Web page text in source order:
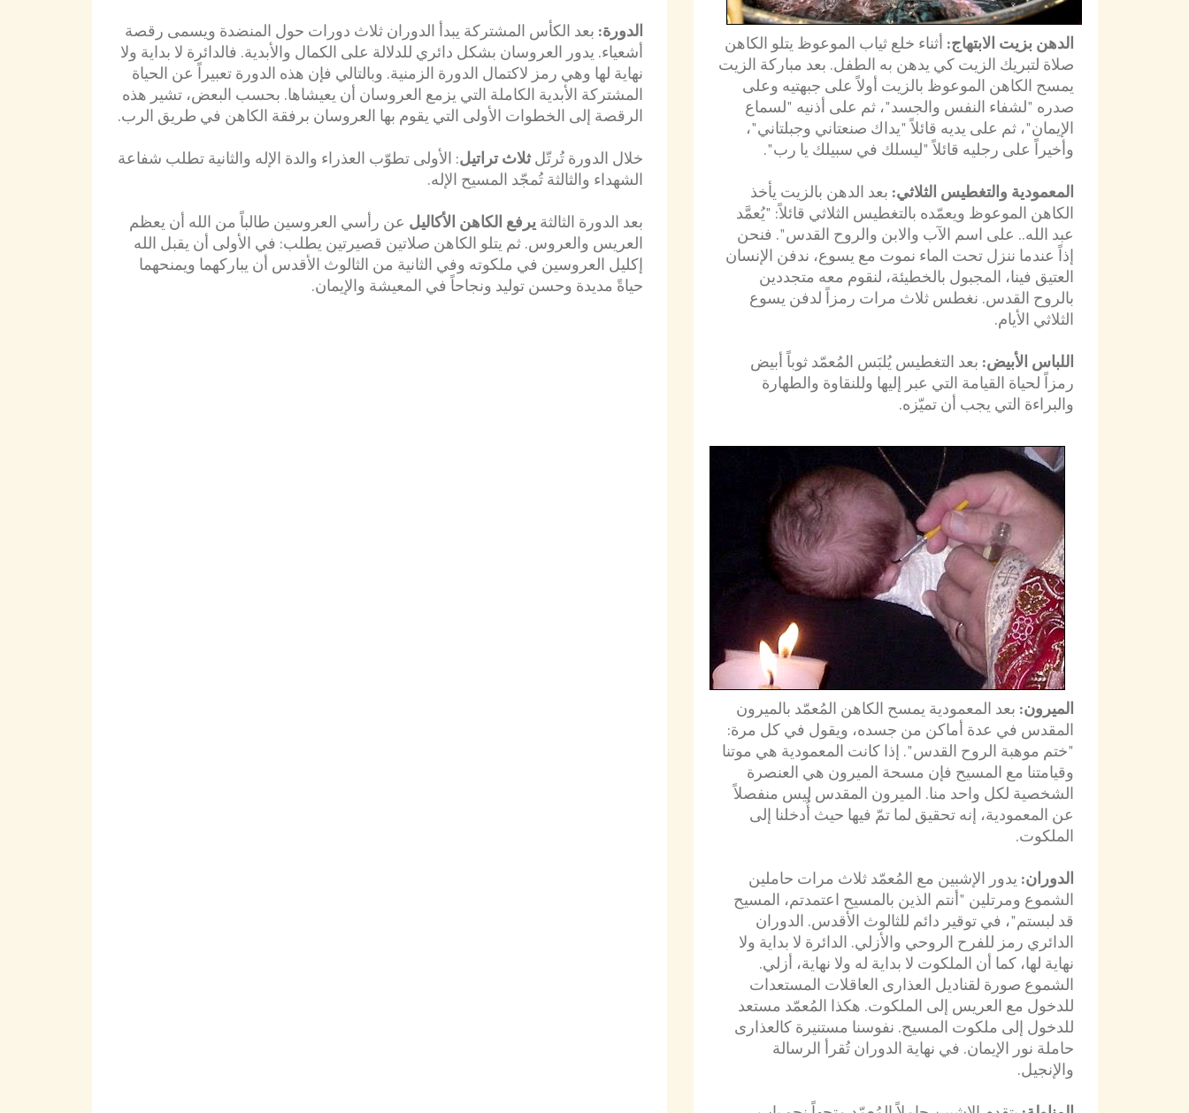
الدهن بزيت الابتهاج: أثناء خلع ثياب الموعوظ يتلو الكاهن
صلاة لتبريك الزيت كي يدهن به الطفل. بعد مباركة الزيت
يمسح الكاهن الموعوظ بالزيت أولاً على جبهتيه وعلى
صدره "لشفاء النفس والجسد"، ثم على أذنيه "لسماع
الإيمان"، ثم على يديه قائلاً "يداك صنعتاني وجبلتاني"،
وأخيراً على رجليه قائلاً "ليسلك في سبيلك يا رب".
المعمودية والتغطيس الثلاثي: بعد الدهن بالزيت يأخذ
الكاهن الموعوظ ويعمّده بالتغطيس الثلاثي قائلاً: "يُعمَّد
عبد الله.. على اسم الآب والابن والروح القدس". فنحن
إذاً عندما ننزل تحت الماء نموت مع يسوع، ندفن الإنسان
العتيق فينا، المجبول بالخطيئة، لنقوم معه متجددين
بالروح القدس. نغطس ثلاث مرات رمزاً لدفن يسوع
الثلاثي الأيام.
اللباس الأبيض: بعد التغطيس يُلبَس المُعمّد ثوباً أبيض
رمزاً لحياة القيامة التي عبر إليها وللنقاوة والطهارة
والبراءة التي يجب أن تميّزه.
الميرون: بعد المعمودية يمسح الكاهن المُعمّد بالميرون
المقدس في عدة أماكن من جسده، ويقول في كل مرة:
"ختم موهبة الروح القدس". إذا كانت المعمودية هي موتنا
وقيامتنا مع المسيح فإن مسحة الميرون هي العنصرة
الشخصية لكل واحد منا. الميرون المقدس ليس منفصلاً
عن المعمودية، إنه تحقيق لما تمّ فيها حيث أُدخلنا إلى
الملكوت.
الدوران: يدور الإشبين مع المُعمّد ثلاث مرات حاملين
الشموع ومرتلين "أنتم الذين بالمسيح اعتمدتم، المسيح
قد لبستم"، في توقير دائم للثالوث الأقدس. الدوران
الدائري رمز للفرح الروحي والأزلي. الدائرة لا بداية ولا
نهاية لها، كما أن الملكوت لا بداية له ولا نهاية، أزلي.
الشموع صورة لقناديل العذارى العاقلات المستعدات
للدخول مع العريس إلى الملكوت. هكذا المُعمّد مستعد
للدخول إلى ملكوت المسيح. نفوسنا مستنيرة كالعذارى
حاملة نور الإيمان. في نهاية الدوران تُقرأ الرسالة
والإنجيل.
الدورة: بعد الكأس المشتركة يبدأ الدوران ثلاث دورات حول المنضدة ويسمى رقصة
أشعياء. يدور العروسان بشكل دائري للدلالة على الكمال والأبدية. فالدائرة لا بداية ولا
نهاية لها وهي رمز لاكتمال الدورة الزمنية. وبالتالي فإن هذه الدورة تعبيراً عن الحياة
المشتركة الأبدية الكاملة التي يزمع العروسان أن يعيشاها. بحسب البعض، تشير هذه
الرقصة إلى الخطوات الأولى التي يقوم بها العروسان برفقة الكاهن في طريق الرب.
خلال الدورة تُرتّل ثلاث تراتيل: الأولى تطوّب العذراء والدة الإله والثانية تطلب شفاعة
الشهداء والثالثة تُمجّد المسيح الإله.
بعد الدورة الثالثة يرفع الكاهن الأكاليل عن رأسي العروسين طالباً من الله أن يعظم
العريس والعروس. ثم يتلو الكاهن صلاتين قصيرتين يطلب: في الأولى أن يقبل الله
إكليل العروسين في ملكوته وفي الثانية من الثالوث الأقدس أن يباركهما ويمنحهما
حياةً مديدة وحسن توليد ونجاحاً في المعيشة والإيمان.